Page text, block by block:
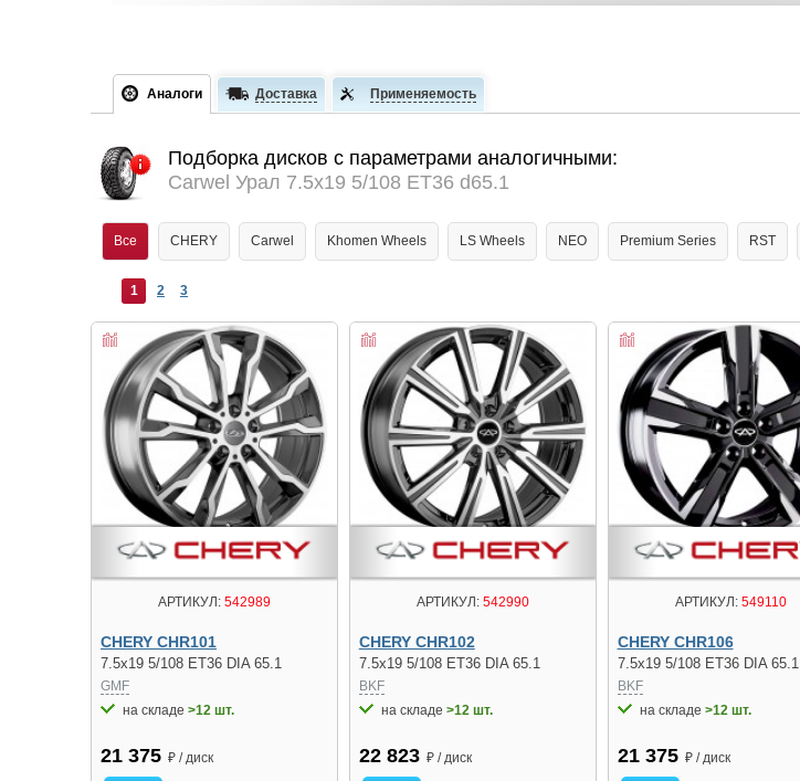
Аналоги Доставка Применяемость
Подборка дисков с параметрами аналогичными:
Carwel Урал 7.5x19 5/108 ET36 d65.1
Все CHERY Carwel Khomen Wheels LS Wheels NEO Premium Series RST
1 2 3
АРТИКУЛ:542989
CHERY CHR101
7.5x19 5/108 ET36 DIA 65.1
GMF
на складе >12 шт.
21 375 ₽ / диск
АРТИКУЛ:542990
CHERY CHR102
7.5x19 5/108 ET36 DIA 65.1
BKF
на складе >12 шт.
22 823 ₽ / диск
АРТИКУЛ:549110
CHERY CHR106
7.5x19 5/108 ET36 DIA 65.1
BKF
на складе >12 шт.
21 375 ₽ / диск